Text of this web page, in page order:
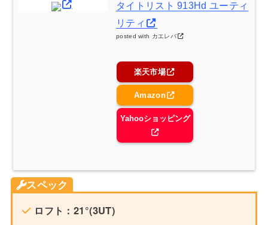
タイトリスト 913Hd ユーティ
リティ
posted with カエレバ
楽天市場
Amazon
Yahooショッピング
スペック
ロフト：21°(3UT)